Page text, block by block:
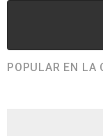
POPULAR EN LA